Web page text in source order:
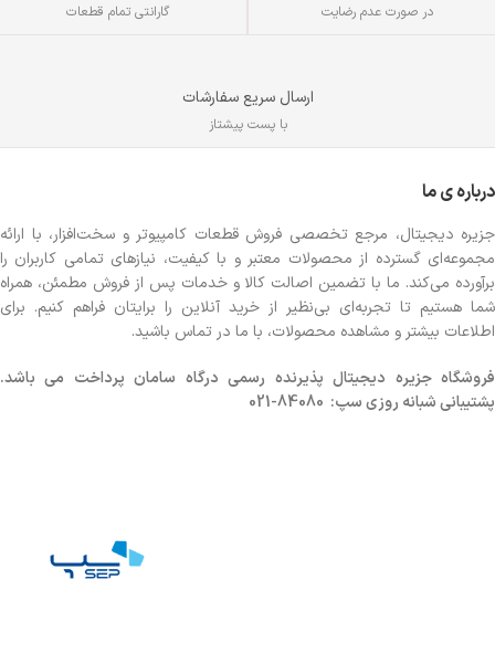
در صورت عدم رضایت گارانتی تمام قطعات
ارسال سریع سفارشات
با پست پیشتاز
درباره ی ما
جزیره دیجیتال، مرجع تخصصی فروش قطعات کامپیوتر و سخت‌افزار، با ارائه
مجموعه‌ای گسترده از محصولات معتبر و با کیفیت، نیازهای تمامی کاربران را
برآورده می‌کند. ما با تضمین اصالت کالا و خدمات پس از فروش مطمئن، همراه
شما هستیم تا تجربه‌ای بی‌نظیر از خرید آنلاین را برایتان فراهم کنیم. برای
اطلاعات بیشتر و مشاهده محصولات، با ما در تماس باشید.
فروشگاهجزیره دیجیتال پذیرنده رسمی درگاه سامان پرداخت می باشد.
پشتیبانی شبانه روزی سپ: 84080-021